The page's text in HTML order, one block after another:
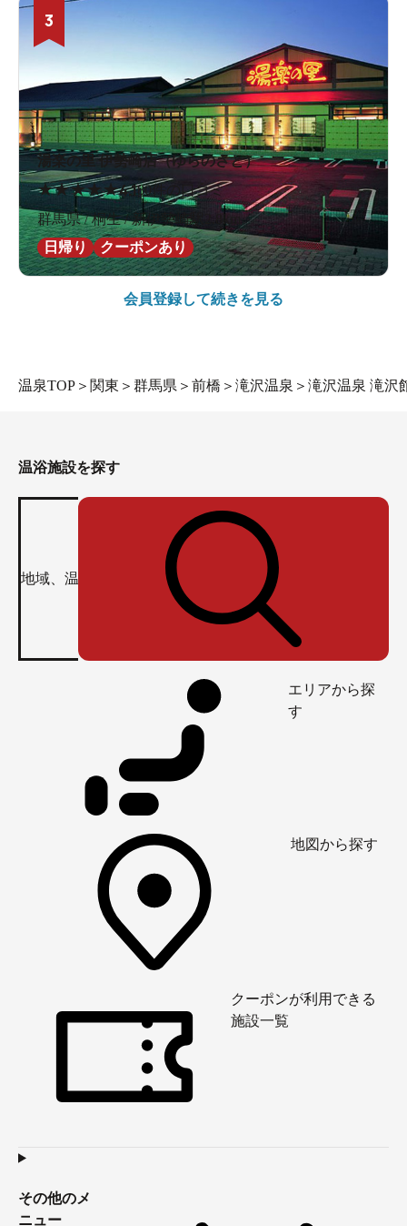
3
湯楽の里 伊勢崎店（ゆらのさと）
★★★★★4.180件の口コミ
群馬県 / 桐生 / 新伊勢崎駅2.8km
日帰り
クーポンあり
会員登録して続きを見る
温泉TOP ＞ 関東 ＞ 群馬県 ＞ 前橋 ＞ 滝沢温泉 ＞ 滝沢温泉 滝沢
温浴施設を探す
エリアから探
す
地図から探す
クーポンが利用できる
施設一覧
その他のメ
ニュー